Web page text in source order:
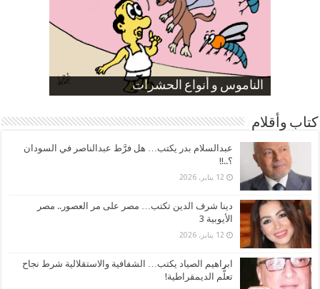
الناموس و أنواع الحشرات
الموظفين بعد ارتفاع الأسعار
ارتفاع نسبة الطلاق في مصر
صورة كاركاتيرية
صورة كاركاتيرية
كتاب وأقلام
عبدالسلام بدر يكتب… هل فرَّط عبدالناصر في السودان
؟..!!
12 يناير، 2026
دينا شرف الدين تكتب… مصر على مر العصور.. مصر
الأيوبية 3
12 يناير، 2026
ابراهيم الصياد يكتب… الشفافية والاستقلالية شرط نجاح
تعلُّم الديمقراطية!